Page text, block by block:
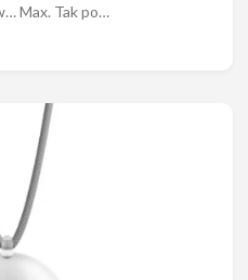
Max. Tak po…